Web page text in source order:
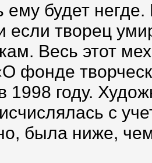
ему будет
если творец
Весь этот
фонде
1998 году.
с
была ниже,